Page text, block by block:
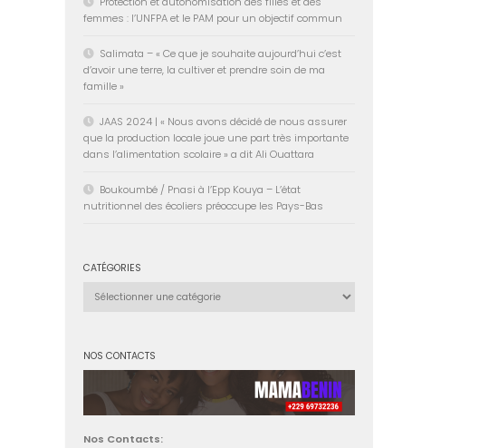
femmes : l’UNFPA et le PAM pour un objectif commun
Salimata – « Ce que je souhaite aujourd’hui c’est
d’avoir une terre, la cultiver et prendre soin de ma
famille »
JAAS 2024 | « Nous avons décidé de nous assurer
que la production locale joue une part très importante
dans l’alimentation scolaire » a dit Ali Ouattara
Boukoumbé / Pnasi à l’Epp Kouya – L’état
nutritionnel des écoliers préoccupe les Pays-Bas
CATÉGORIES
Catégories
NOS CONTACTS
Nos Contacts: